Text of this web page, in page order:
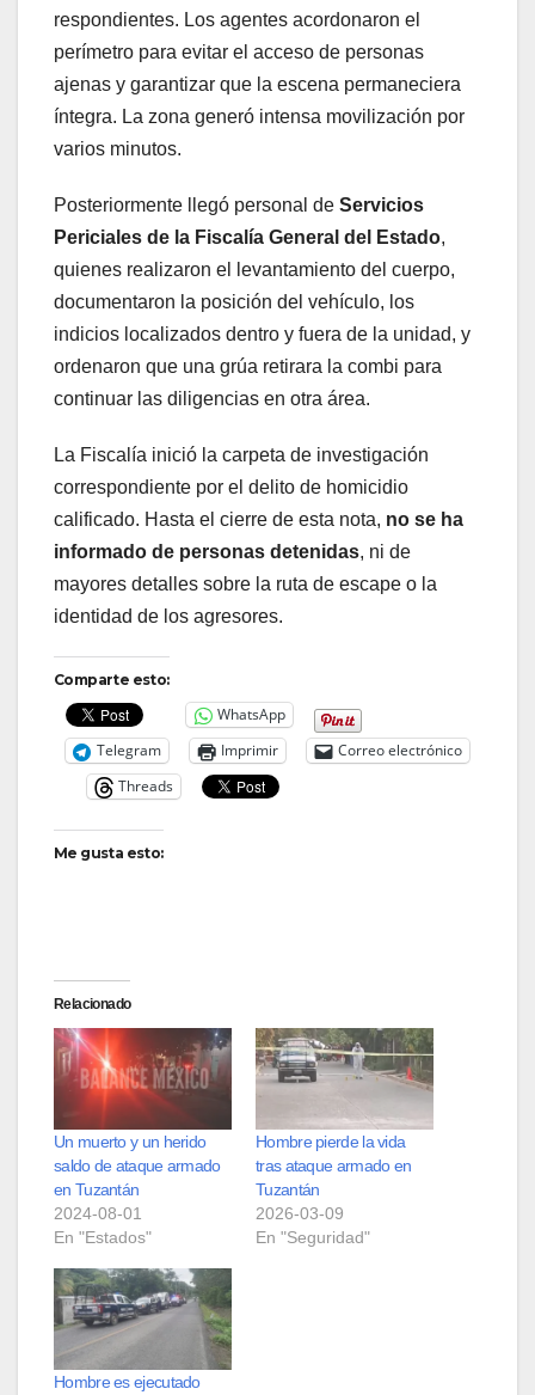
respondientes. Los agentes acordonaron el
perímetro para evitar el acceso de personas
ajenas y garantizar que la escena permaneciera
íntegra. La zona generó intensa movilización por
varios minutos.
Posteriormente llegó personal de Servicios
Periciales de la Fiscalía General del Estado,
quienes realizaron el levantamiento del cuerpo,
documentaron la posición del vehículo, los
indicios localizados dentro y fuera de la unidad, y
ordenaron que una grúa retirara la combi para
continuar las diligencias en otra área.
La Fiscalía inició la carpeta de investigación
correspondiente por el delito de homicidio
calificado. Hasta el cierre de esta nota, no se ha
informado de personas detenidas, ni de
mayores detalles sobre la ruta de escape o la
identidad de los agresores.
Comparte esto:
WhatsApp
Telegram
Imprimir
Correo electrónico
Threads
Me gusta esto:
Relacionado
Un muerto y un herido
saldo de ataque armado
en Tuzantán
2024-08-01
En "Estados"
Hombre pierde la vida
tras ataque armado en
Tuzantán
2026-03-09
En "Seguridad"
Hombre es ejecutado